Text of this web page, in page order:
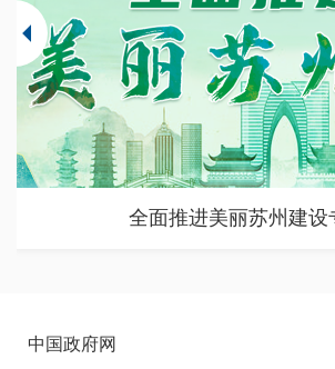
全面推进美丽苏州建设
中国政府网